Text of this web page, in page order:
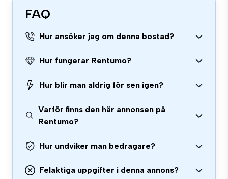
FAQ
Hur ansöker jag om denna bostad?
Hur fungerar Rentumo?
Hur blir man aldrig för sen igen?
Varför finns den här annonsen på
Rentumo?
Hur undviker man bedragare?
Felaktiga uppgifter i denna annons?